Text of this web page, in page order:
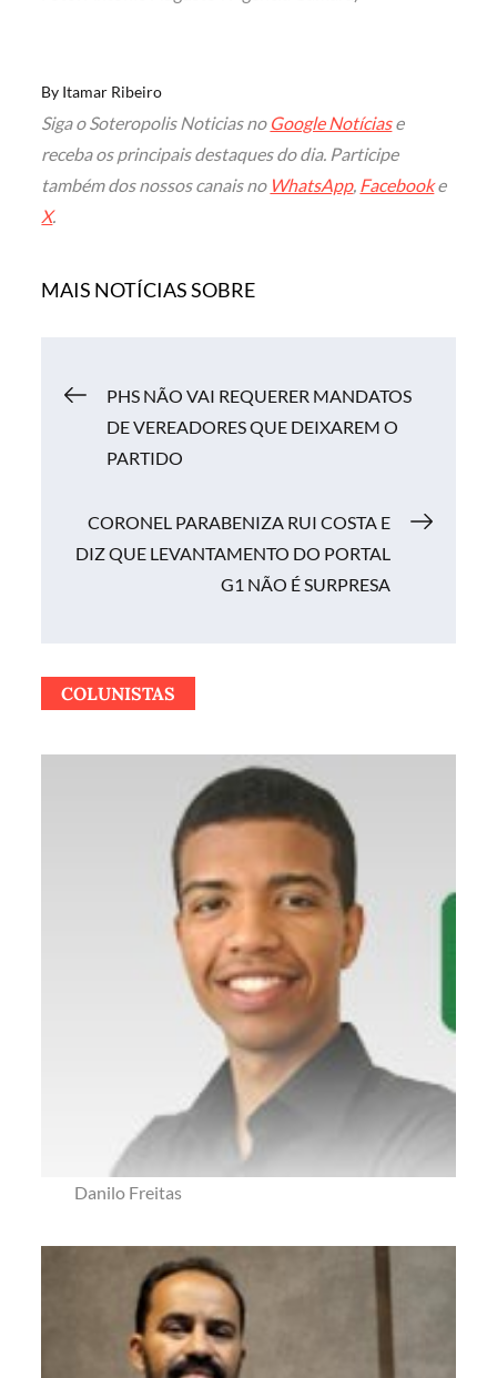
By Itamar Ribeiro
Siga o Soteropolis Noticias no Google Notíciase
receba os principais destaques do dia. Participe
também dos nossos canais no WhatsApp, Facebooke
X.
MAIS NOTÍCIAS SOBRE
Navegação
de
Post
PHS NÃO VAI REQUERER MANDATOS
DE VEREADORES QUE DEIXAREM O
PARTIDO
CORONEL PARABENIZA RUI COSTA E
DIZ QUE LEVANTAMENTO DO PORTAL
G1 NÃO É SURPRESA
COLUNISTAS
Danilo Freitas